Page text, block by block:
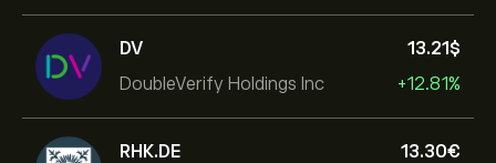
DV
DoubleVerify Holdings Inc
13.21‎$‎
+12.81%
RHK.DE
13.30‎€‎